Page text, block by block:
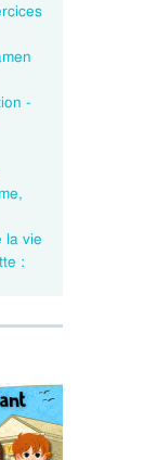
-
la vie
: